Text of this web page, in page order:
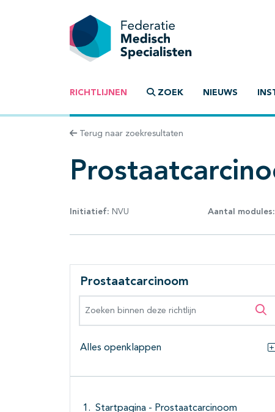
RICHTLIJNEN ZOEK NIEUWS
Terug naar zoekresultaten
Initiatief: NVU Aantal modules:
Prostaatcarcinoom
Alles openklappen
Startpagina - Prostaatcarcinoom